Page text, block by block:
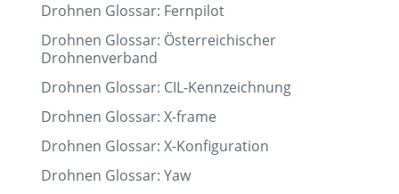
Drohnen Glossar: Fernpilot
Drohnen Glossar: Österreichischer
Drohnenverband
Drohnen Glossar: CIL-Kennzeichnung
Drohnen Glossar: X-frame
Drohnen Glossar: X-Konfiguration
Drohnen Glossar: Yaw